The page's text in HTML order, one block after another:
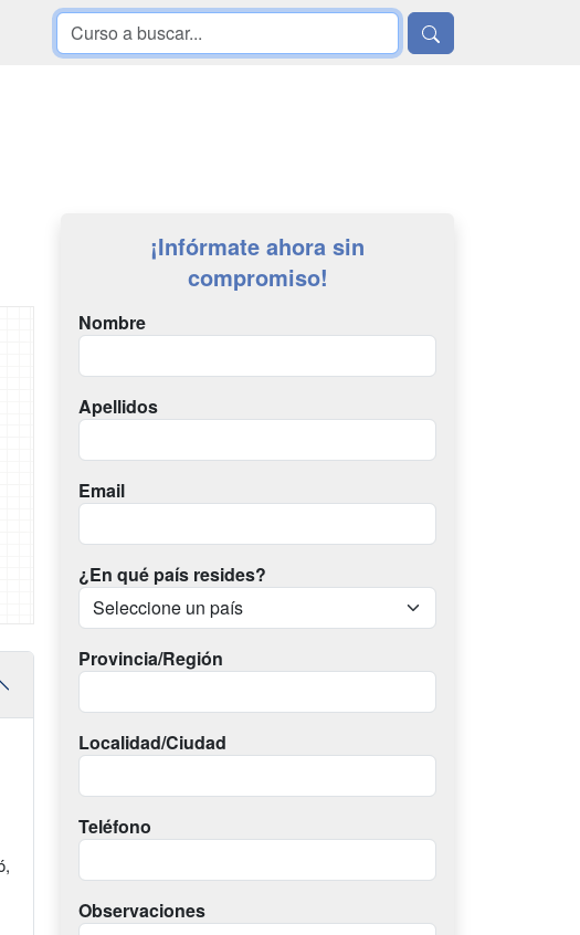
¡Infórmate ahora sin
compromiso!
Nombre
Apellidos
Email
¿En qué país resides?
Provincia/Región
Localidad/Ciudad
Teléfono
Observaciones